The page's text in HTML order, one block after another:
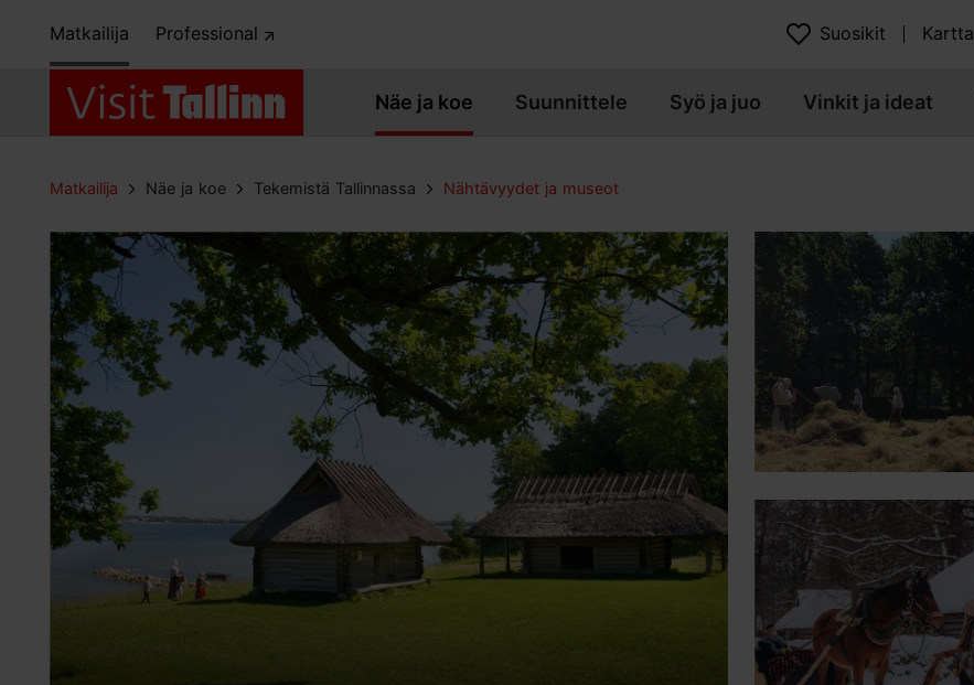
Matkailija Professional Suosikit Kartta
Näe ja koe Suunnittele Syö ja juo Vinkit ja ideat
Matkailija Näe ja koe Tekemistä Tallinnassa Nähtävyydet ja museot